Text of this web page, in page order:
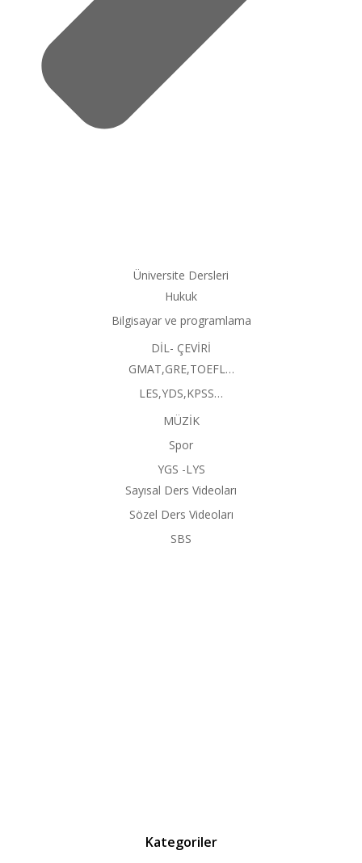
Üniversite Dersleri
Hukuk
Bilgisayar ve programlama
DİL- ÇEVİRİ
GMAT,GRE,TOEFL…
LES,YDS,KPSS…
MÜZİK
Spor
YGS -LYS
Sayısal Ders Videoları
Sözel Ders Videoları
SBS
Kategoriler